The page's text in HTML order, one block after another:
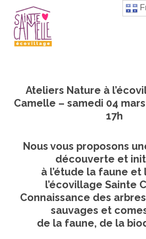
main
content
Ateliers Nature à
Camelle – samedi 04
17h
Nous vous proposons
découverte et
à l’étude la faune et
l’écovillage Sainte
Connaissance des
sauvages et
de la faune, de la